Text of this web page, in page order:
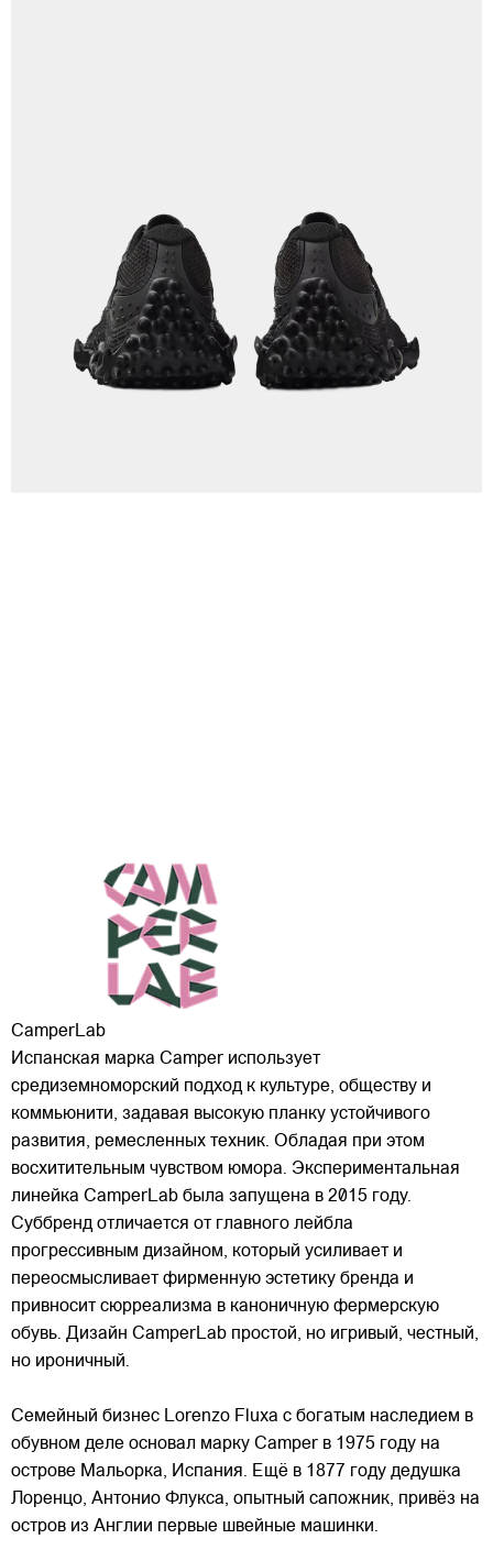
CamperLab
Испанская марка Сamper использует
средиземноморский подход к культуре, обществу и
коммьюнити, задавая высокую планку устойчивого
развития, ремесленных техник. Обладая при этом
восхитительным чувством юмора. Экспериментальная
линейка CamperLab была запущена в 2015 году.
Суббренд отличается от главного лейбла
прогрессивным дизайном, который усиливает и
переосмысливает фирменную эстетику бренда и
привносит сюрреализма в каноничную фермерскую
обувь. Дизайн CamperLab простой, но игривый, честный,
но ироничный.
Семейный бизнес Lorenzo Fluxa с богатым наследием в
обувном деле основал марку Camper в 1975 году на
острове Мальорка, Испания. Ещё в 1877 году дедушка
Лоренцо, Антонио Флукса, опытный сапожник, привёз на
остров из Англии первые швейные машинки.